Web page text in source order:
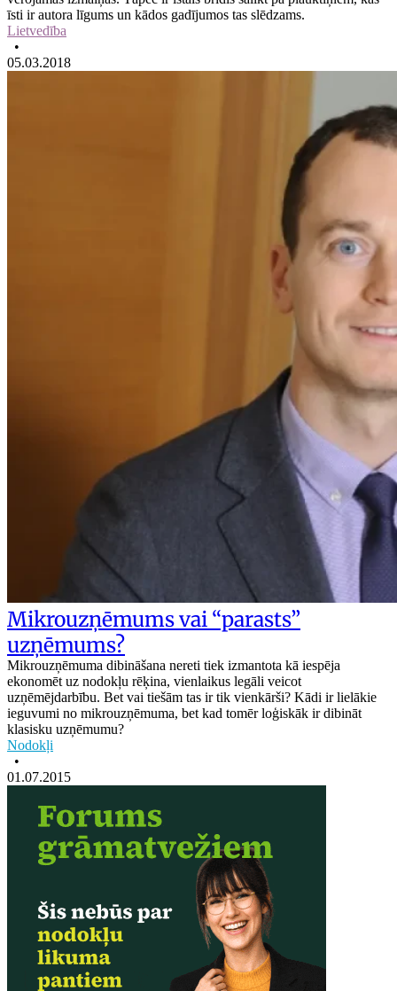
īsti ir autora līgums un kādos gadījumos tas slēdzams.
Lietvedība
•
05.03.2018
Mikrouzņēmums vai “parasts”
uzņēmums?
Mikrouzņēmuma dibināšana nereti tiek izmantota kā iespēja
ekonomēt uz nodokļu rēķina, vienlaikus legāli veicot
uzņēmējdarbību. Bet vai tiešām tas ir tik vienkārši? Kādi ir lielākie
ieguvumi no mikrouzņēmuma, bet kad tomēr loģiskāk ir dibināt
klasisku uzņēmumu?
Nodokļi
•
01.07.2015